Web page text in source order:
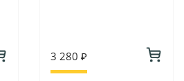
3 280 ₽